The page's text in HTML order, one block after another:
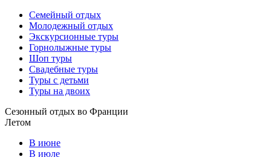
Семейный отдых
Молодежный отдых
Экскурсионные туры
Горнолыжные туры
Шоп туры
Свадебные туры
Туры с детьми
Туры на двоих
Сезонный отдых во Франции
Летом
В июне
В июле